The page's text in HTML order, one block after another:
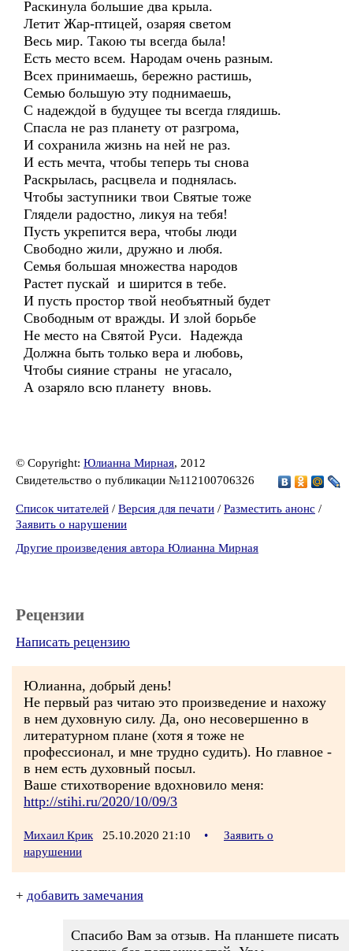
Раскинула большие два крыла.
Летит Жар-птицей, озаряя светом
Весь мир. Такою ты всегда была!
Есть место всем. Народам очень разным.
Всех принимаешь, бережно растишь,
Семью большую эту поднимаешь,
С надеждой в будущее ты всегда глядишь.
Спасла не раз планету от разгрома,
И сохранила жизнь на ней не раз.
И есть мечта, чтобы теперь ты снова
Раскрылась, расцвела и поднялась.
Чтобы заступники твои Святые тоже
Глядели радостно, ликуя на тебя!
Пусть укрепится вера, чтобы люди
Свободно жили, дружно и любя.
Семья большая множества народов
Растет пускай и ширится в тебе.
И пусть простор твой необъятный будет
Свободным от вражды. И злой борьбе
Не место на Святой Руси. Надежда
Должна быть только вера и любовь,
Чтобы сияние страны не угасало,
А озаряло всю планету вновь.
© Copyright: Юлианна Мирная, 2012
Свидетельство о публикации №112100706326
Список читателей / Версия для печати / Разместить анонс /
Заявить о нарушении
Другие произведения автора Юлианна Мирная
Рецензии
Написать рецензию
Юлианна, добрый день!
Не первый раз читаю это произведение и нахожу
в нем духовную силу. Да, оно несовершенно в
литературном плане (хотя я тоже не
профессионал, и мне трудно судить). Но главное -
в нем есть духовный посыл.
Ваше стихотворение вдохновило меня:
http://stihi.ru/2020/10/09/3
Михаил Крик 25.10.2020 21:10 •
Заявить о
нарушении
+ добавить замечания
Спасибо Вам за отзыв. На планшете писать